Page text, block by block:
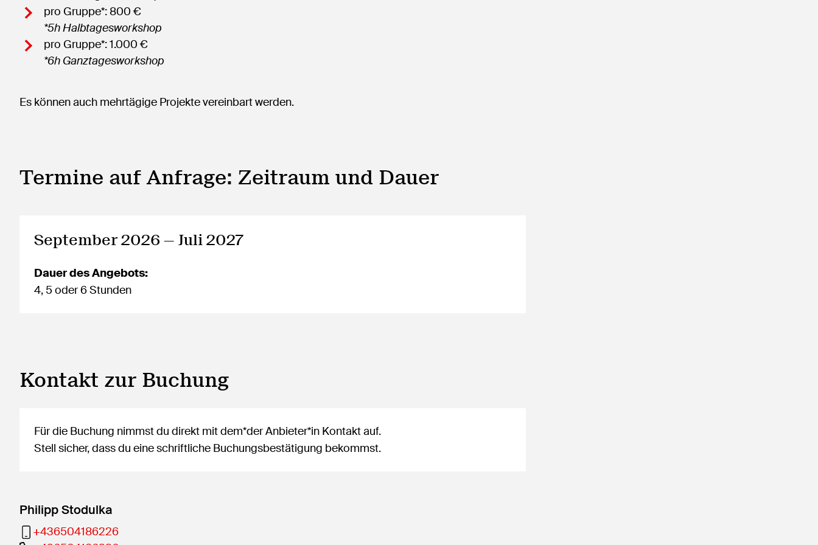
pro Gruppe*: 800 €
*5h Halbtagesworkshop
pro Gruppe*: 1.000 €
*6h Ganztagesworkshop
Es können auch mehrtägige Projekte vereinbart werden.
Termine auf Anfrage: Zeitraum und Dauer
September 2026 — Juli 2027
Dauer des Angebots:
4, 5 oder 6 Stunden
Kontakt zur Buchung
Für die Buchung nimmst du direkt mit dem*der Anbieter*in Kontakt auf.
Stell sicher, dass du eine schriftliche Buchungsbestätigung bekommst.
Philipp Stodulka
+436504186226